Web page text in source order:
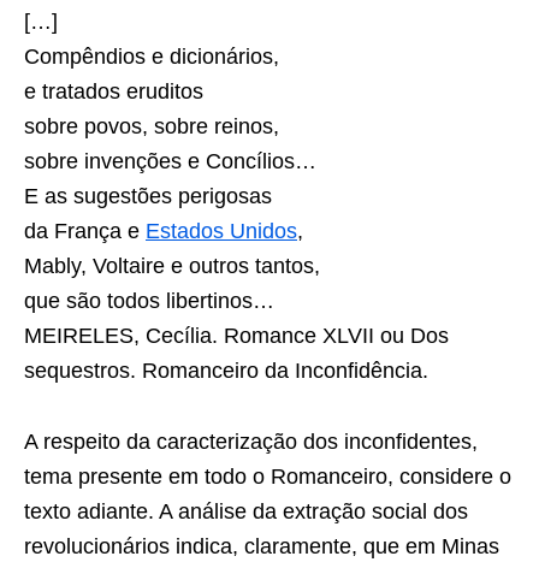
[…]
Compêndios e dicionários,
e tratados eruditos
sobre povos, sobre reinos,
sobre invenções e Concílios…
E as sugestões perigosas
da França e Estados Unidos,
Mably, Voltaire e outros tantos,
que são todos libertinos…
MEIRELES, Cecília. Romance XLVII ou Dos
sequestros. Romanceiro da Inconfidência.
A respeito da caracterização dos inconfidentes,
tema presente em todo o Romanceiro, considere o
texto adiante. A análise da extração social dos
revolucionários indica, claramente, que em Minas